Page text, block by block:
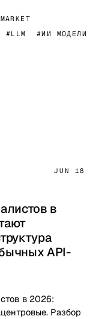
#LLM
#ИИ МОДЕЛИ
JUN 18
в
API-
в 2026:
Разбор